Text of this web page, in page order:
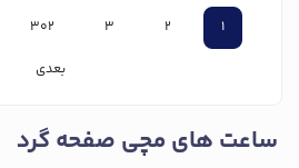
1
2
3
302
بعدی
ساعت های مچی صفحه گرد